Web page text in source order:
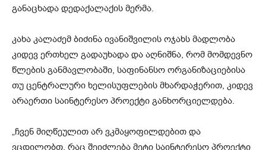
განაცხადა დედაქალაქის მერმა.
კახა კალაძემ ბიძინა ივანიშვილის ოჯახს მადლობა
კიდევ ერთხელ გადაუხადა და აღნიშნა, რომ მომდევნო
წლების განმავლობაში, საფინანსო ორგანიზაციებისა
თუ ცენტრალური ხელისუფლების მხარდაჭერით, კიდევ
არაერთი საინტერესო პროექტი განხორციელდება.
„ჩვენ მიღწეულით არ ვკმაყოფილდებით და
ვცდილობთ, რაც შეიძლება მეტი საინტერესო პროექტი